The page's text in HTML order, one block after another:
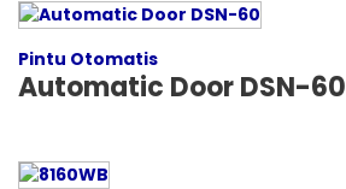
Pintu Otomatis
Automatic Door DSN-60